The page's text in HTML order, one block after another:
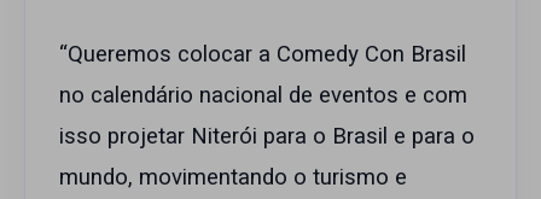
“Queremos colocar a Comedy Con Brasil
no calendário nacional de eventos e com
isso projetar Niterói para o Brasil e para o
mundo, movimentando o turismo e